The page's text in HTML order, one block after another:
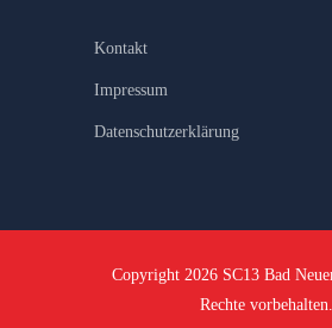
Kontakt
Impressum
Datenschutzerklärung
Copyright 2026 SC13 Bad
Rechte vorbehalten.